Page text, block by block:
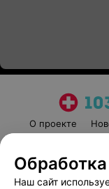
О проекте
Наш сайт